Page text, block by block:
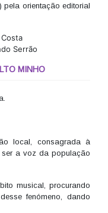
pela orientação editorial
Serrão
MINHO
local, consagrada à
ser a voz da população
musical, procurando
fenómeno, dando